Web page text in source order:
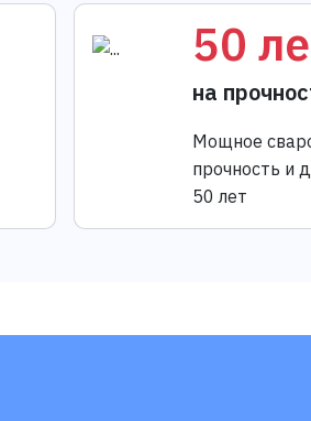
50
на
Мощное
прочность и
50 лет